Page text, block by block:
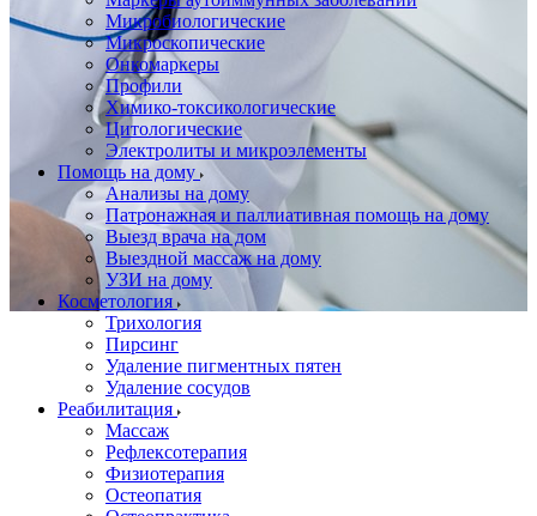
Микробиологические
Микроскопические
Онкомаркеры
Профили
Химико-токсикологические
Цитологические
Электролиты и микроэлементы
Помощь на дому
Анализы на дому
Патронажная и паллиативная помощь на дому
Выезд врача на дом
Выездной массаж на дому
УЗИ на дому
Косметология
Трихология
Пирсинг
Удаление пигментных пятен
Удаление сосудов
Реабилитация
Массаж
Рефлексотерапия
Физиотерапия
Остеопатия